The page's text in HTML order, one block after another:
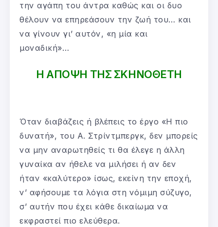
την αγάπη του άντρα καθώς και οι δυο
θέλουν να επηρεάσουν την ζωή του… και
να γίνουν γι’ αυτόν, «η μία και
μοναδική»…
Η ΑΠΟΨΗ ΤΗΣ ΣΚΗΝΟΘΕΤΗ
Όταν διαβάζεις ή βλέπεις το έργο «Η πιο
δυνατή», του Α. Στρίντμπεργκ, δεν μπορείς
να μην αναρωτηθείς τι θα έλεγε η άλλη
γυναίκα αν ήθελε να μιλήσει ή αν δεν
ήταν «καλύτερο» ίσως, εκείνη την εποχή,
ν’ αφήσουμε τα λόγια στη νόμιμη σύζυγο,
σ’ αυτήν που έχει κάθε δικαίωμα να
εκφραστεί πιο ελεύθερα.